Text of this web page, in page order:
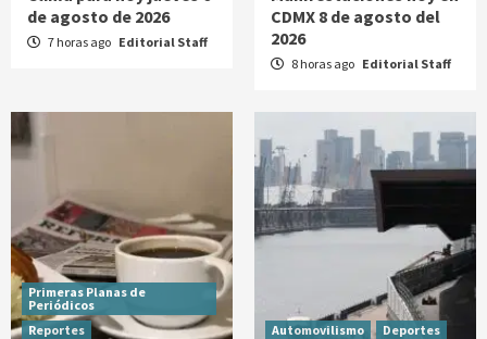
de agosto de 2026
7 horas ago Editorial Staff
CDMX 8 de agosto del
2026
8 horas ago Editorial Staff
Primeras Planas de
Periódicos
Reportes
Automovilismo Deportes